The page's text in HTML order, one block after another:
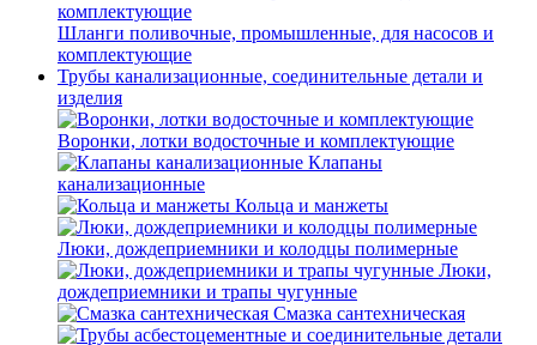
Шланги поливочные, промышленные, для насосов и
комплектующие
Трубы канализационные, соединительные детали и
изделия
Воронки, лотки водосточные и комплектующие
Клапаны
канализационные
Кольца и манжеты
Люки, дождеприемники и колодцы полимерные
Люки,
дождеприемники и трапы чугунные
Смазка сантехническая